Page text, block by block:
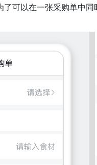
了可以在一张采购单中